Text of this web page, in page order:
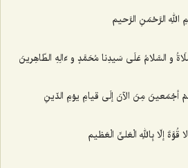
اللهِ الرَّحْمَنِ الرَّحیم‌
و السَّلامُ عَلَى سَیدِنا مُحَمَّدٍ و ءَالِهِ الطّاهِرینَ‌
أجْمَعینَ مِنَ الآنَ إلَى قیامِ یوْمِ الدّینِ‌
قُوَّةَ إلّا بِاللهِ الْعَلىِّ الْعَظیم‌